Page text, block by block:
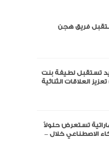
فريق هجن
تستقبل لطيفة بنت
تستعرض حلولاً
الاصطناعي خلال –